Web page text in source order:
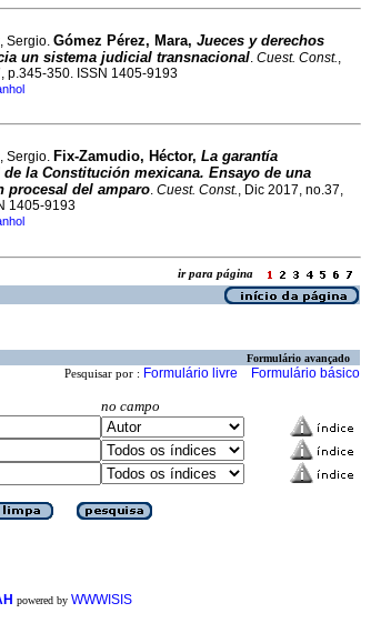
Sergio. Gómez Pérez, Mara, Jueces y derechos
un sistema judicial transnacional. Cuest. Const.,
p.345-350. ISSN 1405-9193
Sergio. Fix-Zamudio, Héctor, La garantía
la Constitución mexicana. Ensayo de una
procesal del amparo. Cuest. Const., Dic 2017, no.37,
1405-9193
ir para página
Formulário avançado
Pesquisar por : Formulário livre Formulário básico
no campo
powered by WWWISIS